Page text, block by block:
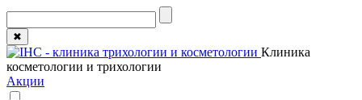
✖
Клиника
косметологии и трихологии
Акции